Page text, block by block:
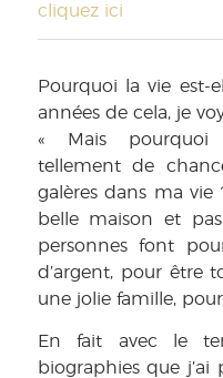
cliquez ici
Pourquoi la vie est-
années de cela, je
« Mais pourquoi
tellement de
galères dans ma vie
belle maison et
personnes font
d’argent, pour être
une jolie famille,
En fait avec le
biographies que